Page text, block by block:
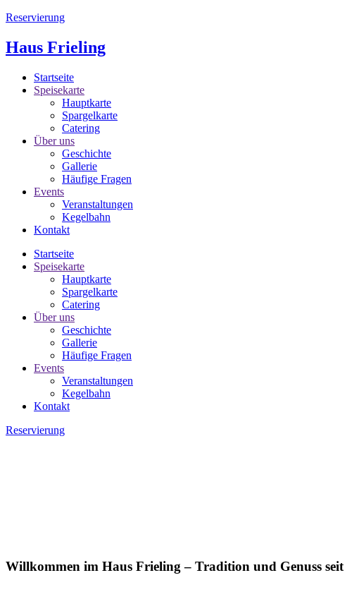
Reservierung
Haus Frieling
Startseite
Speisekarte
Hauptkarte
Spargelkarte
Catering
Über uns
Geschichte
Gallerie
Häufige Fragen
Events
Veranstaltungen
Kegelbahn
Kontakt
Startseite
Speisekarte
Hauptkarte
Spargelkarte
Catering
Über uns
Geschichte
Gallerie
Häufige Fragen
Events
Veranstaltungen
Kegelbahn
Kontakt
Reservierung
Willkommen im Haus Frieling – Tradition und Genuss seit